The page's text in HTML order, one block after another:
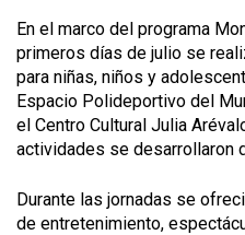
En el marco del programa
primeros días de julio se
para niñas, niños y
Espacio Polideportivo del
el Centro Cultural Julia
actividades se desarrollaron
Durante las jornadas se
de entretenimiento,